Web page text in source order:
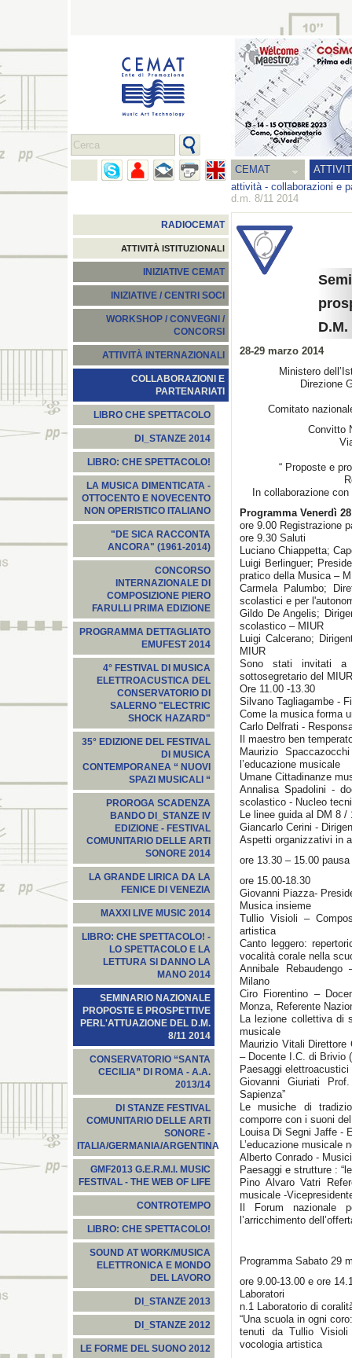
CEMAT
attività- collaborazioni e
d.m. 8/11 2014
RADIOCEMAT
ATTIVITÀ ISTITUZIONALI
INIZIATIVE CEMAT
INIZIATIVE / CENTRI SOCI
WORKSHOP / CONVEGNI /
CONCORSI
ATTIVITÀ INTERNAZIONALI
COLLABORAZIONI E
PARTENARIATI
LIBRO CHE SPETTACOLO
DI_STANZE 2014
LIBRO: CHE SPETTACOLO!
LA MUSICA DIMENTICATA -
OTTOCENTO E NOVECENTO
NON OPERISTICO ITALIANO
"DE SICA RACCONTA
ANCORA" (1961-2014)
CONCORSO
INTERNAZIONALE DI
COMPOSIZIONE PIERO
FARULLI PRIMA EDIZIONE
PROGRAMMA DETTAGLIATO
EMUFEST 2014
4° FESTIVAL DI MUSICA
ELETTROACUSTICA DEL
CONSERVATORIO DI
SALERNO "ELECTRIC
SHOCK HAZARD"
35° EDIZIONE DEL FESTIVAL
DI MUSICA
CONTEMPORANEA “ NUOVI
SPAZI MUSICALI “
PROROGA SCADENZA
BANDO DI_STANZE IV
EDIZIONE - FESTIVAL
COMUNITARIO DELLE ARTI
SONORE 2014
LA GRANDE LIRICA DA LA
FENICE DI VENEZIA
MAXXI LIVE MUSIC 2014
LIBRO: CHE SPETTACOLO! -
LO SPETTACOLO E LA
LETTURA SI DANNO LA
MANO 2014
SEMINARIO NAZIONALE
PROPOSTE E PROSPETTIVE
PERL'ATTUAZIONE DEL D.M.
8/11 2014
CONSERVATORIO “SANTA
CECILIA” DI ROMA - A.A.
2013/14
DI STANZE FESTIVAL
COMUNITARIO DELLE ARTI
SONORE -
ITALIA/GERMANIA/ARGENTINA
GMF2013 G.E.R.M.I. MUSIC
FESTIVAL - THE WEB OF LIFE
CONTROTEMPO
LIBRO: CHE SPETTACOLO!
SOUND AT WORK/MUSICA
ELETTRONICA E MONDO
DEL LAVORO
DI_STANZE 2013
DI_STANZE 2012
LE FORME DEL SUONO 2012
D.M.
28-29 marzo 2014
Ministero
Direzione
Comitato
Convitto
“ Proposte e
In collaborazione
Programma Venerdì
ore 9.00 Registrazione
ore 9.30 Saluti
Luciano Chiappetta;
Luigi Berlinguer;
pratico della Musica –
Carmela Palumbo;
scolastici e per
Gildo De Angelis;
scolastico – MIUR
Luigi Calcerano;
MIUR
Sono stati invitati
sottosegretario del MIUR
Ore 11.00 -13.30
Silvano Tagliagambe -
Come la musica forma
Carlo Delfrati -
Il maestro ben
Maurizio
l’educazione musicale
Umane Cittadinanze
Annalisa Spadolini -
scolastico - Nucleo
Le linee guida al DM 8 /
Giancarlo Cerini -
Aspetti organizzativi in
ore 13.30 – 15.00 pausa
ore 15.00-18.30
Giovanni Piazza-
Musica insieme
Tullio Visioli –
artistica
Canto leggero:
vocalità corale nella
Annibale
Milano
Ciro Fiorentino –
Monza, Referente
La lezione collettiva di
musicale
Maurizio Vitali
– Docente I.C. di Brivio
Paesaggi
Giovanni Giuriati
Sapienza”
Le musiche di
comporre con i suoni
Louisa Di Segni Jaffe -
L’educazione musicale
Alberto Conrado -
Paesaggi e strutture :
Pino Alvaro Vatri
musicale -
Il Forum nazionale
l’arricchimento
Programma Sabato 29
ore 9.00-13.00 e ore
Laboratori
n.1 Laboratorio di
“Una scuola in ogni
tenuti da Tullio
vocologia artistica